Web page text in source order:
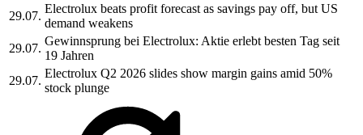
29.07.
Electrolux beats profit forecast as savings pay off, but US
demand weakens
29.07.
Gewinnsprung bei Electrolux: Aktie erlebt besten Tag seit
19 Jahren
29.07.
Electrolux Q2 2026 slides show margin gains amid 50%
stock plunge